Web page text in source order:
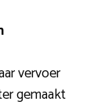
vervoer
gemaakt